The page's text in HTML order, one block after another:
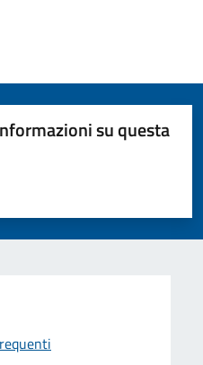
su questa
su 5